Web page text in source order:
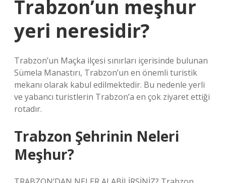
Trabzon’un meşhur
yeri neresidir?
Trabzon’un Maçka ilçesi sınırları içerisinde bulunan
Sümela Manastırı, Trabzon’un en önemli turistik
mekanı olarak kabul edilmektedir. Bu nedenle yerli
ve yabancı turistlerin Trabzon’a en çok ziyaret ettiği
rotadır.
Trabzon Şehrinin Neleri
Meşhur?